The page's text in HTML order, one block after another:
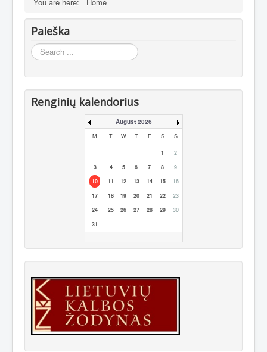
You are here: Home
Paieška
Search
...
Renginių kalendorius
August 2026
M T W T F S S
1
2
3
4 5 6 7 8
9
10
11 12 13 14 15
16
17
18 19 20 21 22
23
24
25 26 27 28 29
30
31